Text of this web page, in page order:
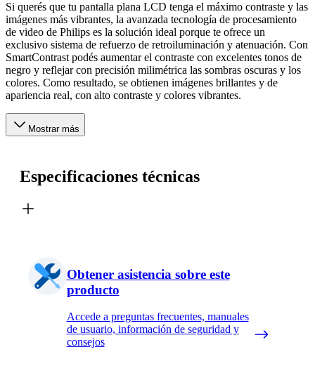
Si querés que tu pantalla plana LCD tenga el máximo contraste y las
imágenes más vibrantes, la avanzada tecnología de procesamiento
de video de Philips es la solución ideal porque te ofrece un
exclusivo sistema de refuerzo de retroiluminación y atenuación. Con
SmartContrast podés aumentar el contraste con excelentes tonos de
negro y reflejar con precisión milimétrica las sombras oscuras y los
colores. Como resultado, se obtienen imágenes brillantes y de
apariencia real, con alto contraste y colores vibrantes.
Mostrar más
Especificaciones técnicas
Obtener asistencia sobre este
producto
Accede a preguntas frecuentes, manuales
de usuario, información de seguridad y
consejos